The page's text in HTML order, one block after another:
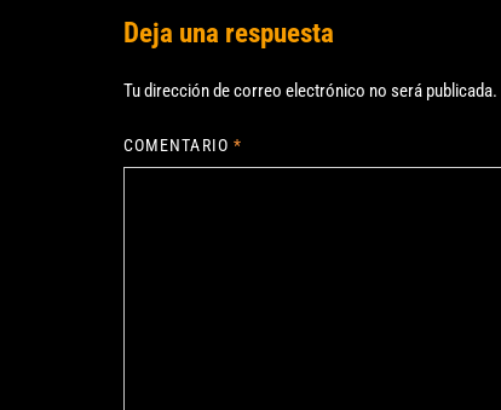
Deja una respuesta
Tu dirección de correo electrónico no será publicada.
COMENTARIO *